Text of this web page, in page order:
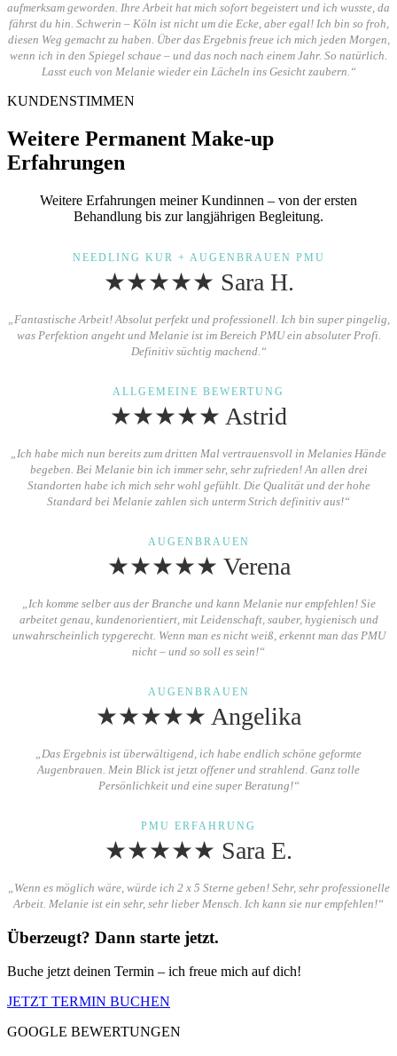
aufmerksam geworden. Ihre Arbeit hat mich sofort begeistert und ich wusste, da
fährst du hin. Schwerin – Köln ist nicht um die Ecke, aber egal! Ich bin so froh,
diesen Weg gemacht zu haben. Über das Ergebnis freue ich mich jeden Morgen,
wenn ich in den Spiegel schaue – und das noch nach einem Jahr. So natürlich.
Lasst euch von Melanie wieder ein Lächeln ins Gesicht zaubern.“
KUNDENSTIMMEN
Weitere Permanent Make-up
Erfahrungen
Weitere Erfahrungen meiner Kundinnen – von der ersten
Behandlung bis zur langjährigen Begleitung.
NEEDLING KUR + AUGENBRAUEN PMU
★★★★★ Sara H.
„Fantastische Arbeit! Absolut perfekt und professionell. Ich bin super pingelig,
was Perfektion angeht und Melanie ist im Bereich PMU ein absoluter Profi.
Definitiv süchtig machend.“
ALLGEMEINE BEWERTUNG
★★★★★ Astrid
„Ich habe mich nun bereits zum dritten Mal vertrauensvoll in Melanies Hände
begeben. Bei Melanie bin ich immer sehr, sehr zufrieden! An allen drei
Standorten habe ich mich sehr wohl gefühlt. Die Qualität und der hohe
Standard bei Melanie zahlen sich unterm Strich definitiv aus!“
AUGENBRAUEN
★★★★★ Verena
„Ich komme selber aus der Branche und kann Melanie nur empfehlen! Sie
arbeitet genau, kundenorientiert, mit Leidenschaft, sauber, hygienisch und
unwahrscheinlich typgerecht. Wenn man es nicht weiß, erkennt man das PMU
nicht – und so soll es sein!“
AUGENBRAUEN
★★★★★ Angelika
„Das Ergebnis ist überwältigend, ich habe endlich schöne geformte
Augenbrauen. Mein Blick ist jetzt offener und strahlend. Ganz tolle
Persönlichkeit und eine super Beratung!“
PMU ERFAHRUNG
★★★★★ Sara E.
„Wenn es möglich wäre, würde ich 2 x 5 Sterne geben! Sehr, sehr professionelle
Arbeit. Melanie ist ein sehr, sehr lieber Mensch. Ich kann sie nur empfehlen!“
Überzeugt? Dann starte jetzt.
Buche jetzt deinen Termin – ich freue mich auf dich!
JETZT TERMIN BUCHEN
GOOGLE BEWERTUNGEN